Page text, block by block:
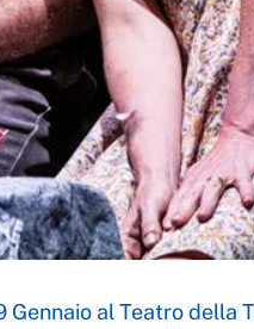
al Teatro della